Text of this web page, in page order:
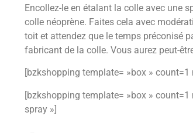
Encollez-le en étalant la colle avec une
colle néoprène. Faites cela avec
toit et attendez que le temps préconisé
fabricant de la colle. Vous aurez peut-
[bzkshopping template= »box » count=1
[bzkshopping template= »box »
spray »]